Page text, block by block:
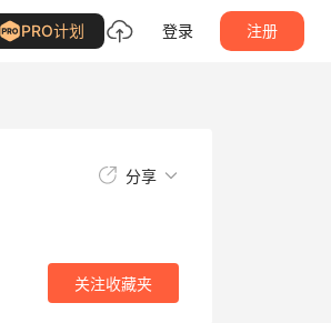
PRO计划 登录 注册
分享
关注收藏夹
关注 收藏夹